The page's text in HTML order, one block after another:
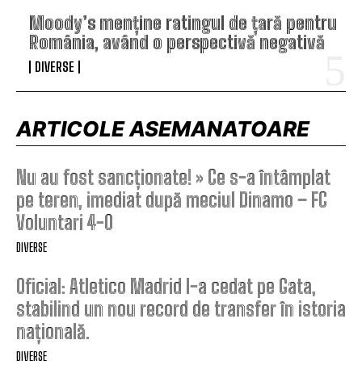
Moody’s menține ratingul de țară pentru
România, având o perspectivă negativă
DIVERSE
ARTICOLE ASEMANATOARE
Nu au fost sancționate! » Ce s-a întâmplat
pe teren, imediat după meciul Dinamo – FC
Voluntari 4-0
DIVERSE
Oficial: Atletico Madrid l-a cedat pe Gata,
stabilind un nou record de transfer în istoria
națională.
DIVERSE